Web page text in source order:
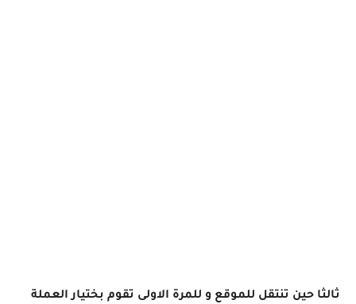
ثالثا حين تنتقل للموقع و للمرة الاولى تقوم بختيار العملة